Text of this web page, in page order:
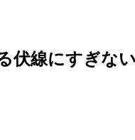
伏線にすぎな